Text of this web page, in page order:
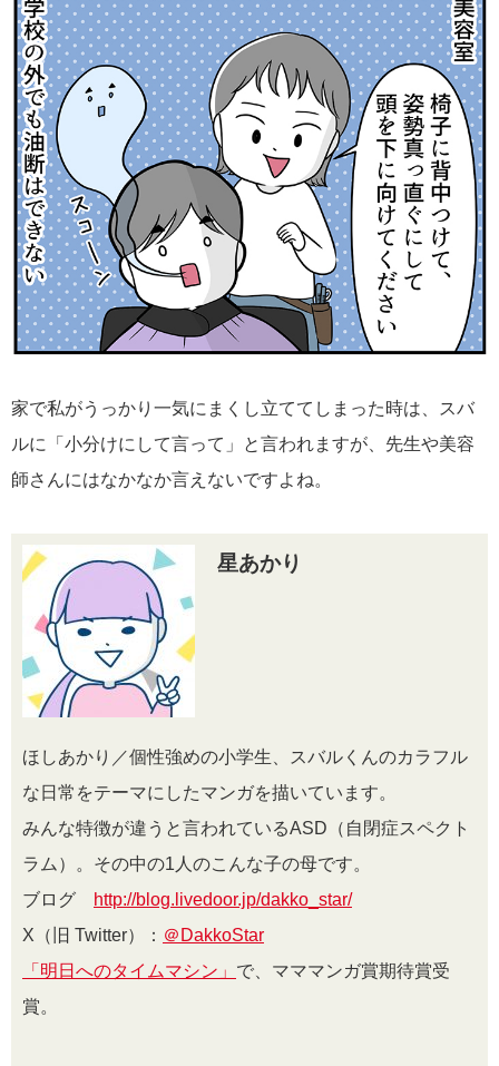
家で私がうっかり一気にまくし立ててしまった時は、スバ
ルに「小分けにして言って」と言われますが、先生や美容
師さんにはなかなか言えないですよね。
星あかり
ほしあかり／個性強めの小学生、スバルくんのカラフル
な日常をテーマにしたマンガを描いています。
みんな特徴が違うと言われているASD（自閉症スペクト
ラム）。その中の1人のこんな子の母です。
ブログ
http://blog.livedoor.jp/dakko_star/
X（旧 Twitter）： ＠DakkoStar
「明日へのタイムマシン」 で、マママンガ賞期待賞受
賞。